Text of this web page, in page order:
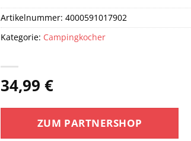
34,99€
ZUM PARTNERSHOP
Artikelnummer:4000591017902
Kategorie: Campingkocher